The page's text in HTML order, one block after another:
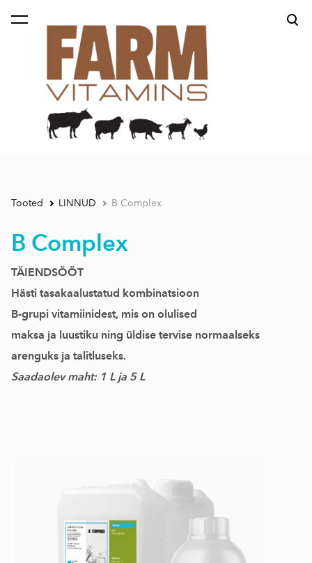
lisati ostukorvi. Vaata ostukorvi
Tooted LINNUD B Complex
B Complex
TÄIENDSÖÖT
Hästi tasakaalustatud kombinatsioon
B-grupi vitamiinidest, mis on olulised
maksa ja luustiku ning üldise tervise normaalseks
arenguks ja talitluseks.
Saadaolev maht: 1 L ja 5 L